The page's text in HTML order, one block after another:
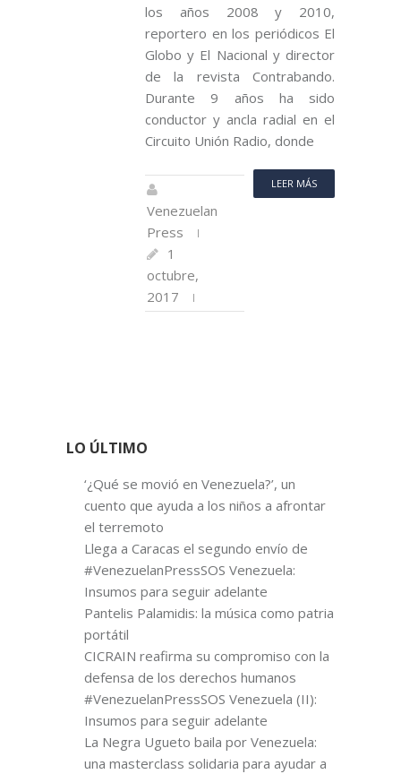
los años 2008 y 2010,
reportero en los periódicos El
Globo y El Nacional y director
de la revista Contrabando.
Durante 9 años ha sido
conductor y ancla radial en el
Circuito Unión Radio, donde
LEER MÁS
Venezuelan
Press
1
octubre,
2017
LO ÚLTIMO
‘¿Qué se movió en Venezuela?’, un
cuento que ayuda a los niños a afrontar
el terremoto
Llega a Caracas el segundo envío de
#VenezuelanPressSOS Venezuela:
Insumos para seguir adelante
Pantelis Palamidis: la música como patria
portátil
CICRAIN reafirma su compromiso con la
defensa de los derechos humanos
#VenezuelanPressSOS Venezuela (II):
Insumos para seguir adelante
La Negra Ugueto baila por Venezuela:
una masterclass solidaria para ayudar a